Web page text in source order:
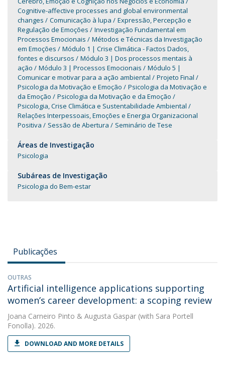
Cognitive-affective processes and global environmental
changes
Comunicação à lupa
Expressão, Percepção e
Regulação de Emoções
Investigação Fundamental em
Processos Emocionais
Métodos e Técnicas da Investigação
em Emoções
Módulo 1 | Crise Climática - Factos Dados,
fontes e discursos
Módulo 3 | Dos processos mentais à
ação
Módulo 3 | Processos Emocionais
Módulo 5 |
Comunicar e motivar para a ação ambiental
Projeto Final
Psicologia da Motivação e Emoção
Psicologia da Motivação e
da Emoção
Psicologia da Motivação e da Emoção
Psicologia, Crise Climática e Sustentabilidade Ambiental
Relações Interpessoais, Emoções e Energia Organizacional
Positiva
Sessão de Abertura Seminário de Tese
Áreas de Investigação
Psicologia
Subáreas de Investigação
Psicologia do Bem-estar
Publicações
OUTRAS
Artificial intelligence applications supporting
women’s career development: a scoping review
Joana Carneiro Pinto & Augusta Gaspar (with Sara Portell
Fonolla). 2026.
DOWNLOAD AND MORE DETAILS